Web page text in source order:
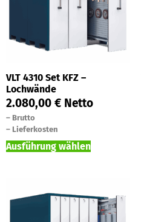
VLT 4310 Set KFZ –
Lochwände
2.080,00 € Netto
– Brutto
– Lieferkosten
Ausführung wählen